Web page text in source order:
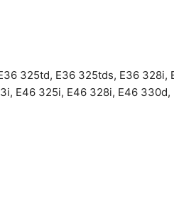
325td, E36 325tds, E36 328i,
, E46 325i, E46 328i, E46 330d,